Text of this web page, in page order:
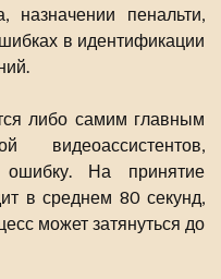
назначении пенальти,
в идентификации
либо самим главным
видеоассистентов,
ошибку. На принятие
в среднем 80 секунд,
может затянуться до